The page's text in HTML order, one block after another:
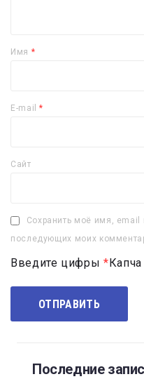
Имя *
E-mail*
Сайт
Сохранить моё имя, email
последующих моих
Введите цифры *
Последние